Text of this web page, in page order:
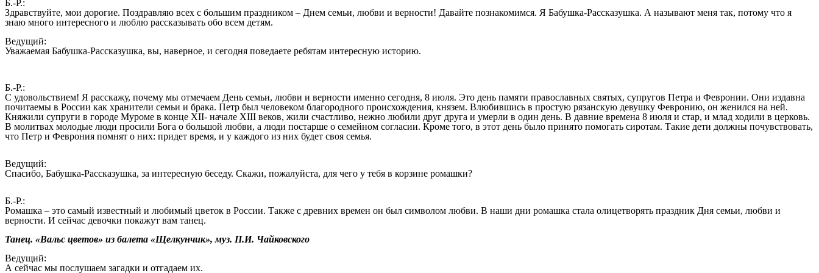
Б.-Р.:
Здравствуйте, мои дорогие. Поздравляю всех с большим праздником – Днем семьи, любви и верности! Давайте познакомимся. Я Бабушка-Рассказушка. А называют меня так, потому что я
знаю много интересного и люблю рассказывать обо всем детям.
Ведущий:
Уважаемая Бабушка-Рассказушка, вы, наверное, и сегодня поведаете ребятам интересную историю.
Б.-Р.:
С удовольствием! Я расскажу, почему мы отмечаем День семьи, любви и верности именно сегодня, 8 июля. Это день памяти православных святых, супругов Петра и Февронии. Они издавна
почитаемы в России как хранители семьи и брака. Петр был человеком благородного происхождения, князем. Влюбившись в простую рязанскую девушку Февронию, он женился на ней.
Княжили супруги в городе Муроме в конце XII- начале XIII веков, жили счастливо, нежно любили друг друга и умерли в один день. В давние времена 8 июля и стар, и млад ходили в церковь.
В молитвах молодые люди просили Бога о большой любви, а люди постарше о семейном согласии. Кроме того, в этот день было принято помогать сиротам. Такие дети должны почувствовать,
что Петр и Феврония помнят о них: придет время, и у каждого из них будет своя семья.
Ведущий:
Спасибо, Бабушка-Рассказушка, за интересную беседу. Скажи, пожалуйста, для чего у тебя в корзине ромашки?
Б.-Р.:
Ромашка – это самый известный и любимый цветок в России. Также с древних времен он был символом любви. В наши дни ромашка стала олицетворять праздник Дня семьи, любви и
верности. И сейчас девочки покажут вам танец.
Танец. «Вальс цветов» из балета «Щелкунчик», муз. П.И. Чайковского
Ведущий:
А сейчас мы послушаем загадки и отгадаем их.